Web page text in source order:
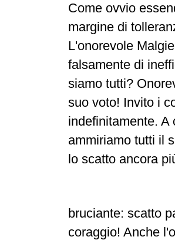
Come ovvio
margine di
L'onorevole
falsamente di
siamo tutti?
suo voto! Invito i
indefinitamente.
ammiriamo tutti il
lo scatto ancora
bruciante: scatto
coraggio! Anche